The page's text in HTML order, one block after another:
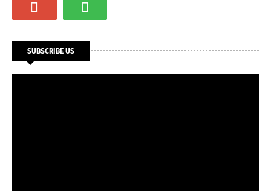
SUBSCRIBE US